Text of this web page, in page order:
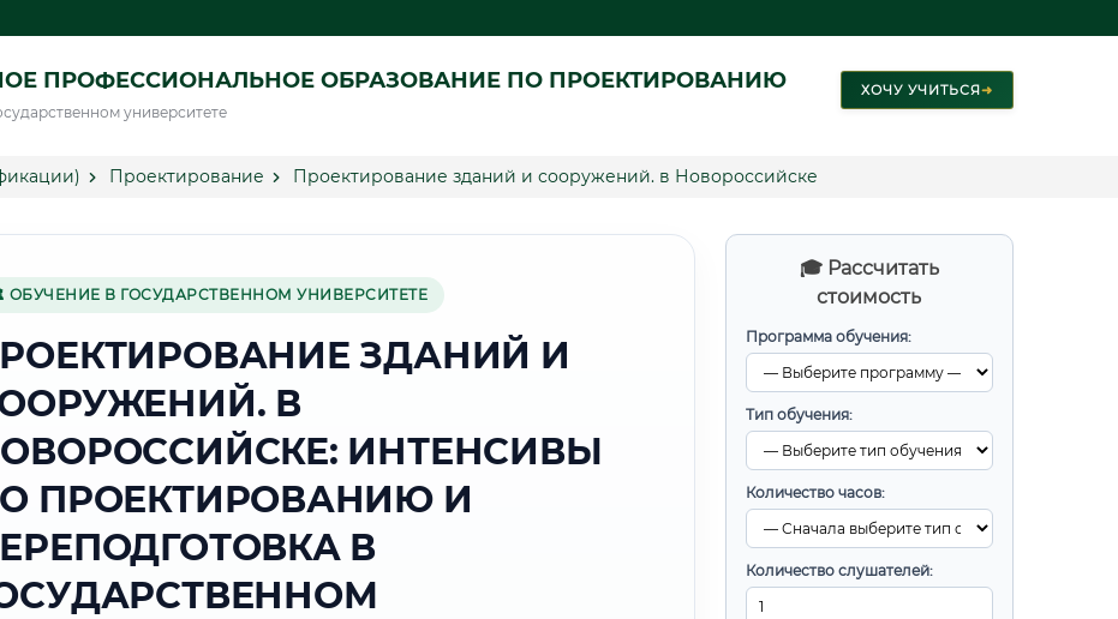
ПРОФЕССИОНАЛЬНОЕ ОБРАЗОВАНИЕ ПО ПРОЕКТИРОВАНИЮ
университете
ХОЧУ УЧИТЬСЯ➜
Проектирование Проектирование зданий и сооружений. в Новороссийске
🎓 Рассчитать
стоимость
Программа обучения:
Тип обучения:
Количество часов:
Количество слушателей:
ОБУЧЕНИЕ В ГОСУДАРСТВЕННОМ УНИВЕРСИТЕТЕ
ЗДАНИЙ И
В
ИНТЕНСИВЫ
ПРОЕКТИРОВАНИЮ И
В